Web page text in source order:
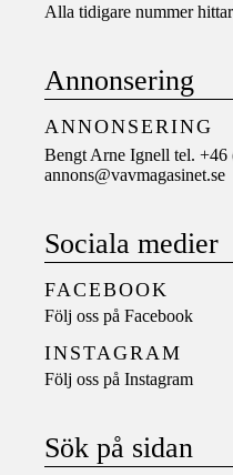
Alla tidigare nummer
Annonsering
ANNONSERING
Bengt Arne Ignell tel. +46
annons@vavmagasinet.se
Sociala medier
FACEBOOK
Följ oss på Facebook
INSTAGRAM
Följ oss på Instagram
Sök på sidan